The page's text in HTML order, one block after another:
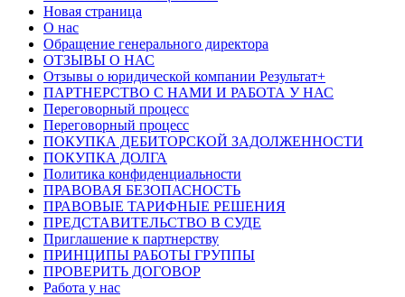
Новая страница
О нас
Обращение генерального директора
ОТЗЫВЫ О НАС
Отзывы о юридической компании Результат+
ПАРТНЕРСТВО С НАМИ И РАБОТА У НАС
Переговорный процесс
Переговорный процесс
ПОКУПКА ДЕБИТОРСКОЙ ЗАДОЛЖЕННОСТИ
ПОКУПКА ДОЛГА
Политика конфиденциальности
ПРАВОВАЯ БЕЗОПАСНОСТЬ
ПРАВОВЫЕ ТАРИФНЫЕ РЕШЕНИЯ
ПРЕДСТАВИТЕЛЬСТВО В СУДЕ
Приглашение к партнерству
ПРИНЦИПЫ РАБОТЫ ГРУППЫ
ПРОВЕРИТЬ ДОГОВОР
Работа у нас